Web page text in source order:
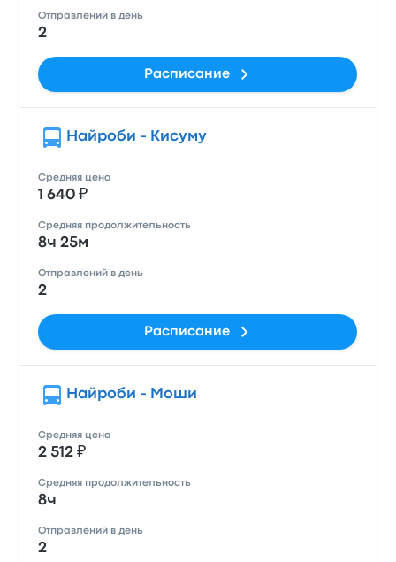
Отправлений в день
2
Расписание
Найроби - Кисуму
Средняя цена
1 640 ₽
Средняя продолжительность
8ч 25м
Отправлений в день
2
Расписание
Найроби - Моши
Средняя цена
2 512 ₽
Средняя продолжительность
8ч
Отправлений в день
2